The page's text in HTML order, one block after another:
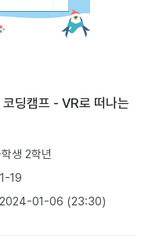
딩캠프 - VR로 떠나는
생 2학년
19
01-06 (23:30)